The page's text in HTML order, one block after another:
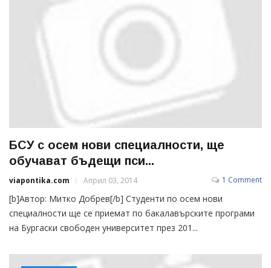
БСУ с осем нови специалности, ще
обучават бъдещи пси...
viapontika.com Април 03, 2014 1 Comment
[b]Автор: Митко Добрев[/b] Студенти по осем нови
специалности ще се приемат по бакалавърските програми
на Бургаски свободен университет през 201...